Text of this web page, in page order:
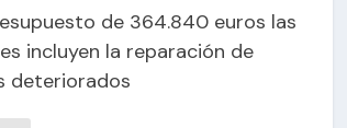
de 364.840 euros las
incluyen la reparación de
deteriorados